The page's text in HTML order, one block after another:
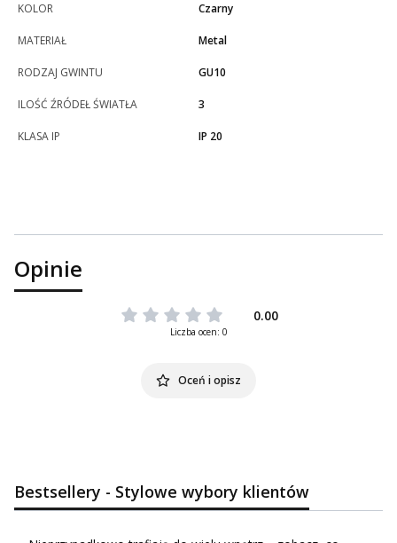
KOLOR Czarny
MATERIAŁ Metal
RODZAJ GWINTU GU10
ILOŚĆ ŹRÓDEŁ ŚWIATŁA 3
KLASA IP IP 20
Opinie
0.00
Liczba ocen: 0
Oceń i opisz
Bestsellery - Stylowe wybory klientów